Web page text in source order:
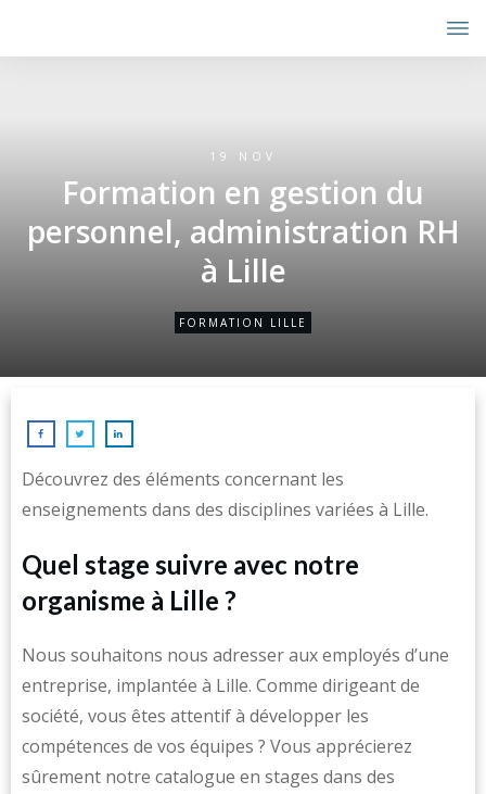
19 NOV
Formation en gestion du
personnel, administration RH
à Lille
FORMATION LILLE
Découvrez des éléments concernant les
enseignements dans des disciplines variées à Lille.
Quel stage suivre avec notre
organisme à Lille ?
Nous souhaitons nous adresser aux employés d’une
entreprise, implantée à Lille. Comme dirigeant de
société, vous êtes attentif à développer les
compétences de vos équipes ? Vous apprécierez
sûrement notre catalogue en stages dans des